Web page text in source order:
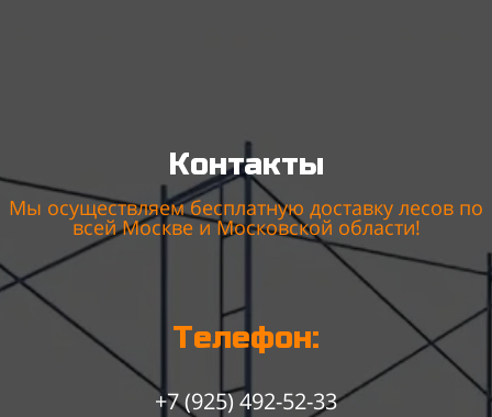
Контакты
Мы осуществляем бесплатную доставку лесов по
всей Москве и Московской области!
Телефон:
+7 (925) 492-52-33